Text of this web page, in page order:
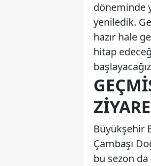
döneminde
yeniledik.
hazır hale
hitap
Büyükşehir
Çambaşı
bu sezon